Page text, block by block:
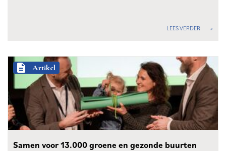
LEES VERDER
description Artikel
Samen voor 13.000 groene en gezonde buurten